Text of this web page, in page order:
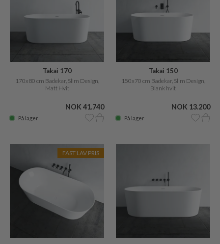
Takai 170
170x80 cm Badekar, Slim Design,
Matt Hvit
NOK 41.740
På lager
Takai 150
150x70 cm Badekar, Slim Design,
Blank hvit
NOK 13.200
På lager
FAST LAV PRIS